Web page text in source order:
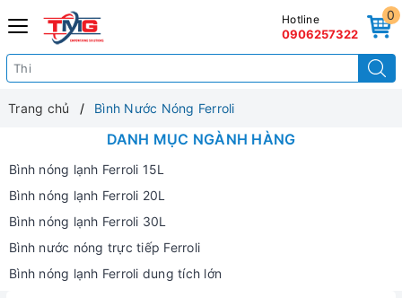
0
Hotline
0906257322
Trang chủ Bình Nước Nóng Ferroli
DANH MỤC NGÀNH HÀNG
Bình nóng lạnh Ferroli 15L
Bình nóng lạnh Ferroli 20L
Bình nóng lạnh Ferroli 30L
Bình nước nóng trực tiếp Ferroli
Bình nóng lạnh Ferroli dung tích lớn